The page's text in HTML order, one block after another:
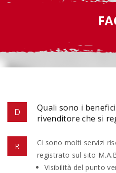
Quali sono i
rivenditore che si
Ci sono molti servizi
registrato sul sito
Visibilità del punto